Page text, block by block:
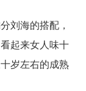
刘海的搭配，
起来女人味十
岁左右的成熟